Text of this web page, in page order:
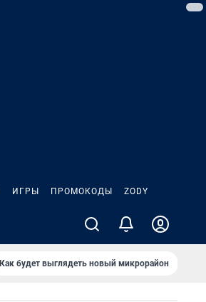
ИГРЫ ПРОМОКОДЫ ZODY
Как будет выглядеть новый микрорайон